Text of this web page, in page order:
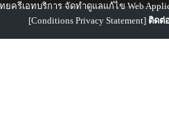
ยครีเอทบริการ จัดทำดูแลแก้ไข Web
[Conditions Privacy Statement] ติดต่